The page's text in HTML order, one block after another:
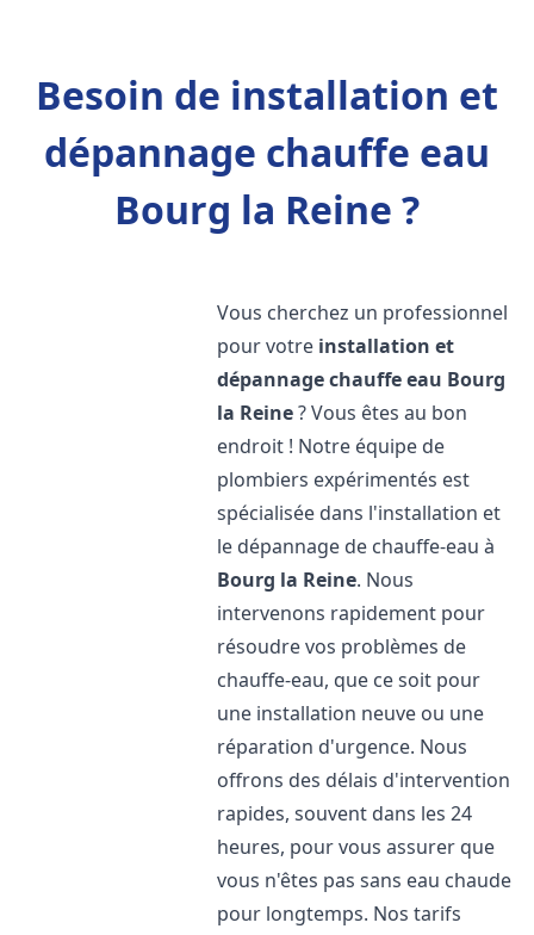
Besoin de installation et
dépannage chauffe eau
Bourg la Reine ?
Vous cherchez un professionnel
pour votre installation et
dépannage chauffe eau Bourg
la Reine? Vous êtes au bon
endroit ! Notre équipe de
plombiers expérimentés est
spécialisée dans l'installation et
le dépannage de chauffe-eau à
Bourg la Reine. Nous
intervenons rapidement pour
résoudre vos problèmes de
chauffe-eau, que ce soit pour
une installation neuve ou une
réparation d'urgence. Nous
offrons des délais d'intervention
rapides, souvent dans les 24
heures, pour vous assurer que
vous n'êtes pas sans eau chaude
pour longtemps. Nos tarifs